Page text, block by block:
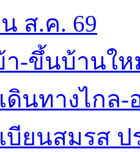
ส.ค. 69
า-ขึ้นบ้านให
นทางไกล-
ยนสมรส ป